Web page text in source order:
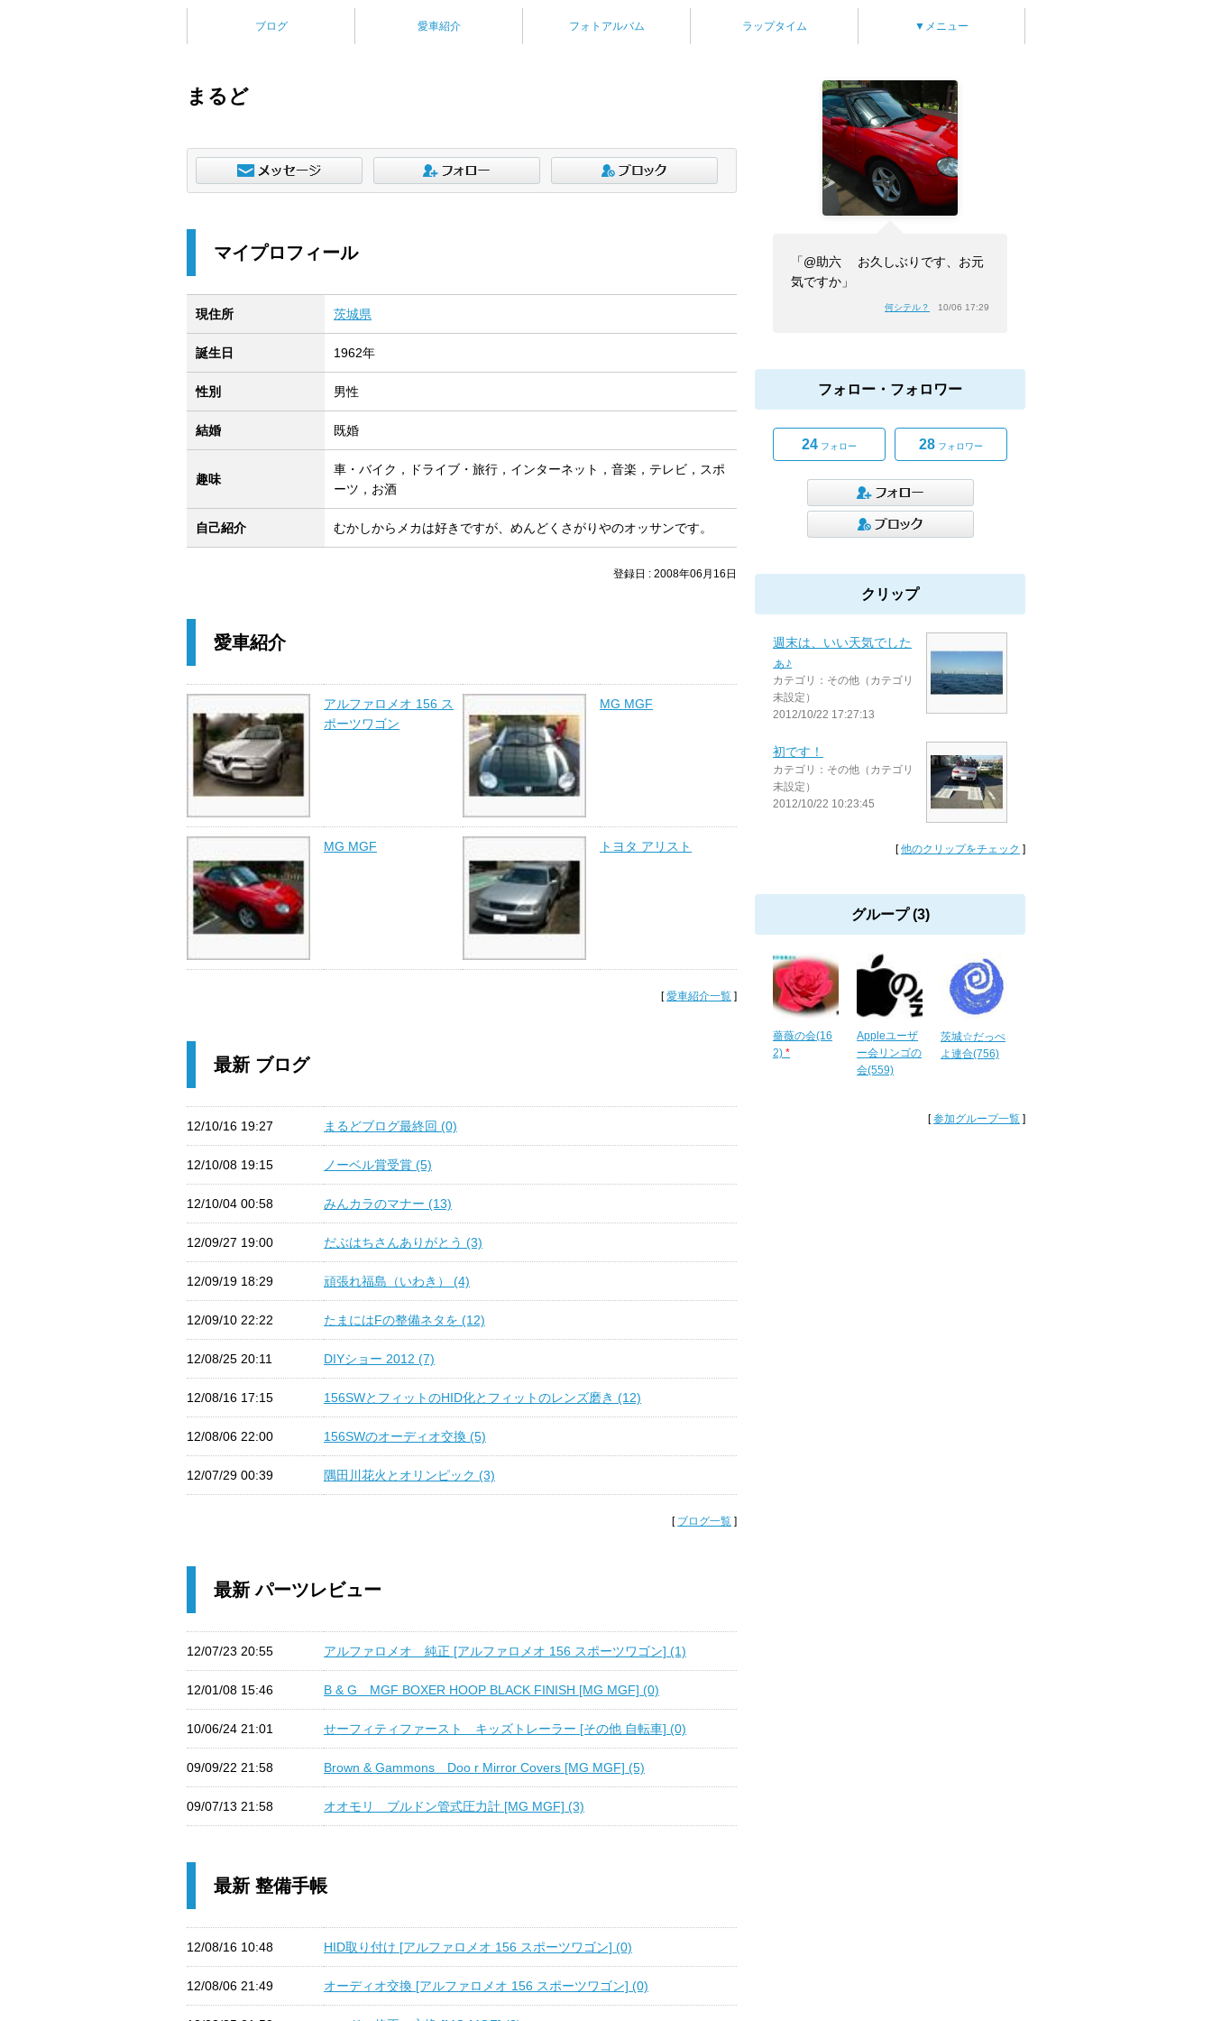
ブログ 愛車紹介 フォトアルバム ラップタイム ▼メニュー
まるど
「@助六 お久しぶりです、お元
気ですか」
何シテル？ 10/06 17:29
フォロー・フォロワー
24 フォロー 28 フォロワー
クリップ
週末は、いい天気でした
ぁ♪
カテゴリ：その他（カテゴリ
未設定）
2012/10/22 17:27:13
初です！
カテゴリ：その他（カテゴリ
未設定）
2012/10/22 10:23:45
[他のクリップをチェック ]
グループ (3)
薔薇の会(16
2) *
Appleユーザ
ー会リンゴの
会(559)
茨城☆だっぺ
よ連合(756)
[参加グループ一覧 ]
マイプロフィール
現住所 茨城県
誕生日 1962年
性別 男性
結婚 既婚
趣味
車・バイク，ドライブ・旅行，インターネット，音楽，テレビ，スポ
ーツ，お酒
自己紹介 むかしからメカは好きですが、めんどくさがりやのオッサンです。
登録日 : 2008年06月16日
愛車紹介
アルファロメオ 156 ス
ポーツワゴン
MG MGF
MG MGF トヨタ アリスト
[愛車紹介一覧 ]
最新 ブログ
12/10/16 19:27 まるどブログ最終回 (0)
12/10/08 19:15 ノーベル賞受賞 (5)
12/10/04 00:58 みんカラのマナー (13)
12/09/27 19:00 だぶはちさんありがとう (3)
12/09/19 18:29 頑張れ福島（いわき） (4)
12/09/10 22:22 たまにはFの整備ネタを (12)
12/08/25 20:11 DIYショー 2012 (7)
12/08/16 17:15 156SWとフィットのHID化とフィットのレンズ磨き (12)
12/08/06 22:00 156SWのオーディオ交換 (5)
12/07/29 00:39 隅田川花火とオリンピック (3)
[ ブログ一覧 ]
最新 パーツレビュー
12/07/23 20:55 アルファロメオ 純正 [アルファロメオ 156 スポーツワゴン] (1)
12/01/08 15:46 B & G MGF BOXER HOOP BLACK FINISH [MG MGF] (0)
10/06/24 21:01 せーフィティファースト キッズトレーラー [その他 自転車] (0)
09/09/22 21:58 Brown & Gammons Doo r Mirror Covers [MG MGF] (5)
09/07/13 21:58 オオモリ ブルドン管式圧力計 [MG MGF] (3)
最新 整備手帳
12/08/16 10:48 HID取り付け [アルファロメオ 156 スポーツワゴン] (0)
12/08/06 21:49 オーディオ交換 [アルファロメオ 156 スポーツワゴン] (0)